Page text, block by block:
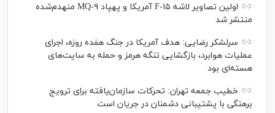
اولین تصاویر لاشه F-۱۵ آمریکا و پهپاد MQ-۹ منهدم‌شده
منتشر شد
سرلشکر رضایی: هدف آمریکا در جنگ هفده روزه، اجرای
عملیات هوابرد، بازگشایی تنگه هرمز و حمله به سایت‌های
هسته‌ای بود
خطیب جمعه تهران: تحرکات سازمان‌یافته برای ترویج
برهنگی با پشتیبانی دشمنان در جریان است